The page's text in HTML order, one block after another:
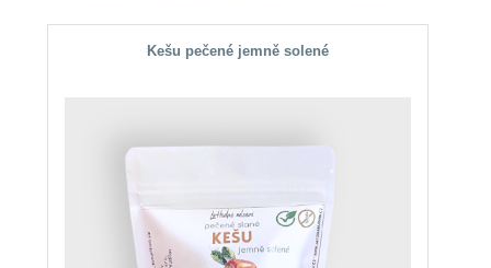
Kešu pečené jemně solené